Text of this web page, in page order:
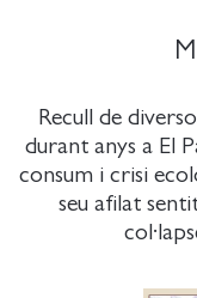
Recull de
durant anys a El
consum i crisi
seu afilat